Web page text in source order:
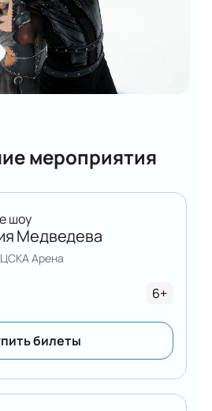
мероприятия
шоу
Медведева
Арена
6+
билеты